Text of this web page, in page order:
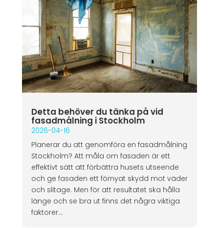
Detta behöver du tänka på vid
fasadmålning i Stockholm
2026-04-16
Planerar du att genomföra en fasadmålning
Stockholm? Att måla om fasaden är ett
effektivt sätt att förbättra husets utseende
och ge fasaden ett förnyat skydd mot väder
och slitage. Men för att resultatet ska hålla
länge och se bra ut finns det några viktiga
faktorer...